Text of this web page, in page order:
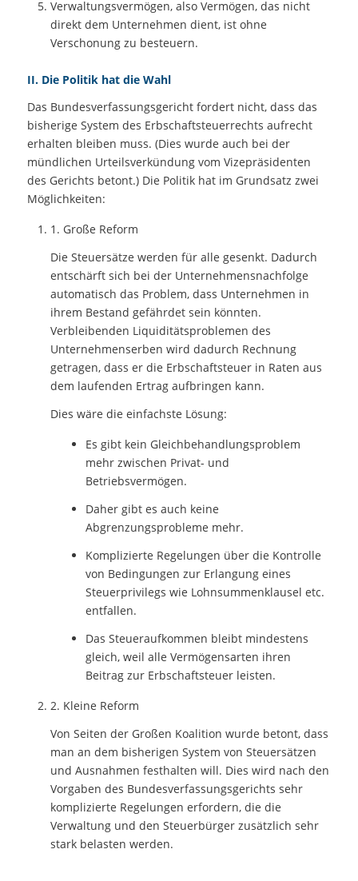
Verwaltungsvermögen, also Vermögen, das nicht
direkt dem Unternehmen dient, ist ohne
Verschonung zu besteuern.
II. Die Politik hat die Wahl
Das Bundesverfassungsgericht fordert nicht, dass das
bisherige System des Erbschaftsteuerrechts aufrecht
erhalten bleiben muss. (Dies wurde auch bei der
mündlichen Urteilsverkündung vom Vizepräsidenten
des Gerichts betont.) Die Politik hat im Grundsatz zwei
Möglichkeiten:
1. Große Reform
Die Steuersätze werden für alle gesenkt. Dadurch
entschärft sich bei der Unternehmensnachfolge
automatisch das Problem, dass Unternehmen in
ihrem Bestand gefährdet sein könnten.
Verbleibenden Liquiditätsproblemen des
Unternehmenserben wird dadurch Rechnung
getragen, dass er die Erbschaftsteuer in Raten aus
dem laufenden Ertrag aufbringen kann.
Dies wäre die einfachste Lösung:
Es gibt kein Gleichbehandlungsproblem
mehr zwischen Privat- und
Betriebsvermögen.
Daher gibt es auch keine
Abgrenzungsprobleme mehr.
Komplizierte Regelungen über die Kontrolle
von Bedingungen zur Erlangung eines
Steuerprivilegs wie Lohnsummenklausel etc.
entfallen.
Das Steueraufkommen bleibt mindestens
gleich, weil alle Vermögensarten ihren
Beitrag zur Erbschaftsteuer leisten.
2. Kleine Reform
Von Seiten der Großen Koalition wurde betont, dass
man an dem bisherigen System von Steuersätzen
und Ausnahmen festhalten will. Dies wird nach den
Vorgaben des Bundesverfassungsgerichts sehr
komplizierte Regelungen erfordern, die die
Verwaltung und den Steuerbürger zusätzlich sehr
stark belasten werden.